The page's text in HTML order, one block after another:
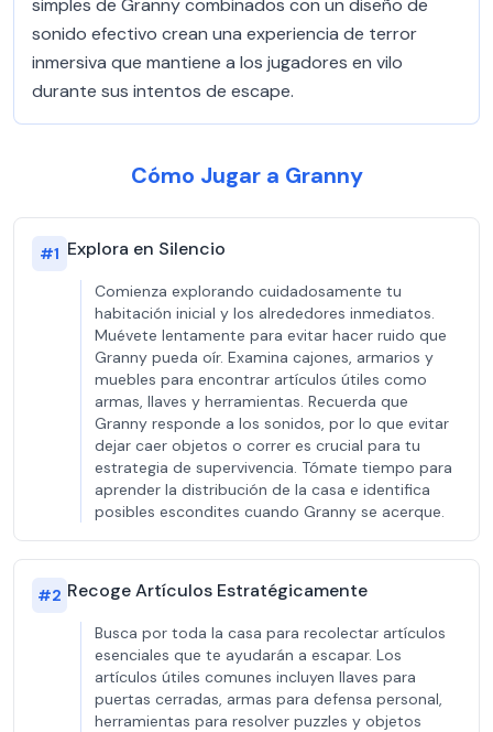
simples de Granny combinados con un diseño de
sonido efectivo crean una experiencia de terror
inmersiva que mantiene a los jugadores en vilo
durante sus intentos de escape.
Cómo Jugar a Granny
#1 Explora en Silencio
Comienza explorando cuidadosamente tu
habitación inicial y los alrededores inmediatos.
Muévete lentamente para evitar hacer ruido que
Granny pueda oír. Examina cajones, armarios y
muebles para encontrar artículos útiles como
armas, llaves y herramientas. Recuerda que
Granny responde a los sonidos, por lo que evitar
dejar caer objetos o correr es crucial para tu
estrategia de supervivencia. Tómate tiempo para
aprender la distribución de la casa e identifica
posibles escondites cuando Granny se acerque.
#2 Recoge Artículos Estratégicamente
Busca por toda la casa para recolectar artículos
esenciales que te ayudarán a escapar. Los
artículos útiles comunes incluyen llaves para
puertas cerradas, armas para defensa personal,
herramientas para resolver puzzles y objetos